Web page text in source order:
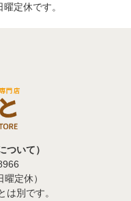
定休です。
ついて）
定休）
別です。